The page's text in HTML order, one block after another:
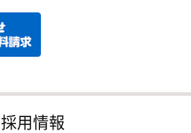
採用情報